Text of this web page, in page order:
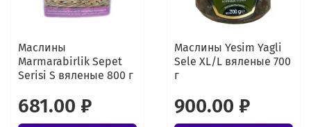
Маслины
Marmarabirlik Sepet
Serisi S вяленые 800 г
681.00 ₽
Маслины Yesim Yagli
Sele XL/L вяленые 700
г
900.00 ₽